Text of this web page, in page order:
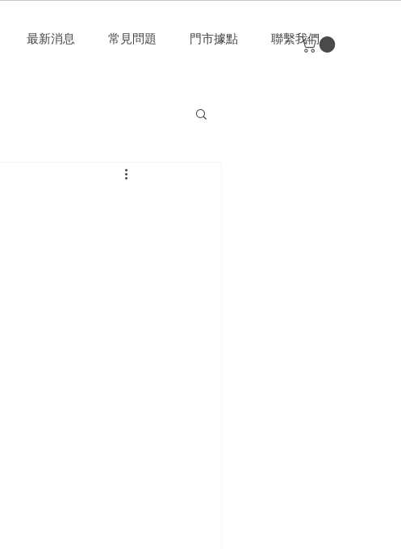
最新消息 常見問題 門市據點 聯繫我們